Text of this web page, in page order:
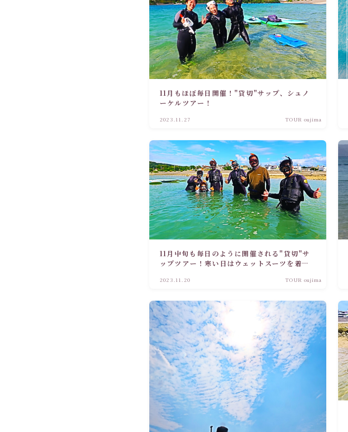
11月もほぼ毎日開催！"貸切"サップ、シュノ
ーケルツアー！
2023.11.27 TOUR oujima
11月中旬も毎日のように開催される"貸切"サ
ップツアー！寒い日はウェットスーツを着て
2023.11.20 TOUR oujima